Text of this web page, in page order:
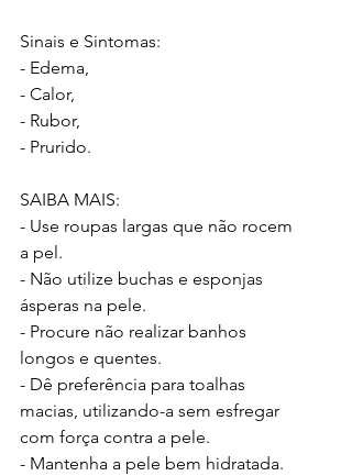
Sinais e Sintomas:
- Edema,
- Calor,
- Rubor,
- Prurido.
SAIBA MAIS:
- Use roupas largas que não rocem
a pel.
- Não utilize buchas e esponjas
ásperas na pele.
- Procure não realizar banhos
longos e quentes.
- Dê preferência para toalhas
macias, utilizando-a sem esfregar
com força contra a pele.
- Mantenha a pele bem hidratada.